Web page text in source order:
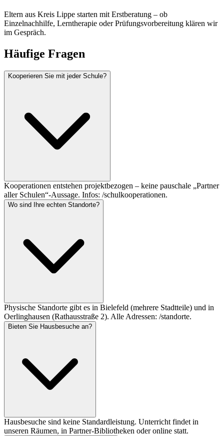
Eltern aus Kreis Lippe starten mit Erstberatung – ob
Einzelnachhilfe, Lerntherapie oder Prüfungsvorbereitung klären wir
im Gespräch.
Häufige Fragen
Kooperieren Sie mit jeder Schule?
Kooperationen entstehen projektbezogen – keine pauschale „Partner
aller Schulen“-Aussage. Infos: /schulkooperationen.
Wo sind Ihre echten Standorte?
Physische Standorte gibt es in Bielefeld (mehrere Stadtteile) und in
Oerlinghausen (Rathausstraße 2). Alle Adressen: /standorte.
Bieten Sie Hausbesuche an?
Hausbesuche sind keine Standardleistung. Unterricht findet in
unseren Räumen, in Partner-Bibliotheken oder online statt.